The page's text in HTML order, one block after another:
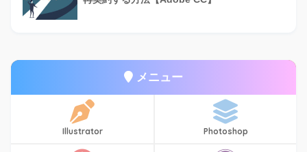
メニュー
Illustrator Photoshop